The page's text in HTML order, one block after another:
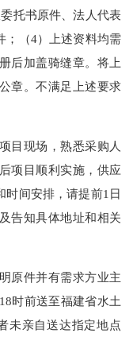
托书原件、法人代表
；（4）上述资料均需
后加盖骑缝章。将上
章。不满足上述要求
现场，熟悉采购人
项目顺利实施，供应
时间安排，请提前1日
告知具体地址和相关
件并有需求方业主
时前送至福建省水土
未亲自送达指定地点